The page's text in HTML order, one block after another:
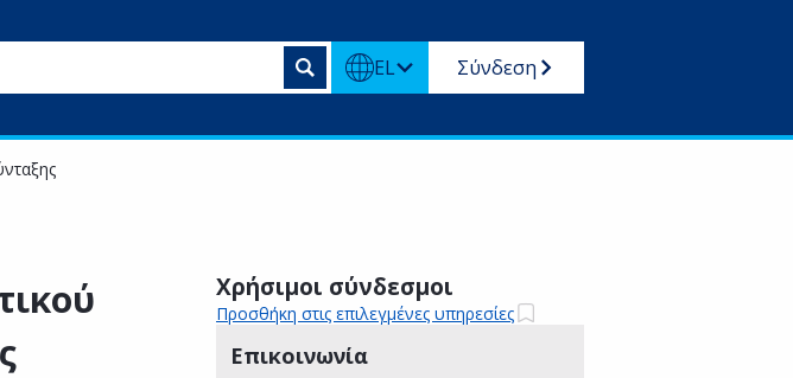
EL Σύνδεση
Χρήσιμοι σύνδεσμοι
Προσθήκη στις επιλεγμένες υπηρεσίες
Επικοινωνία